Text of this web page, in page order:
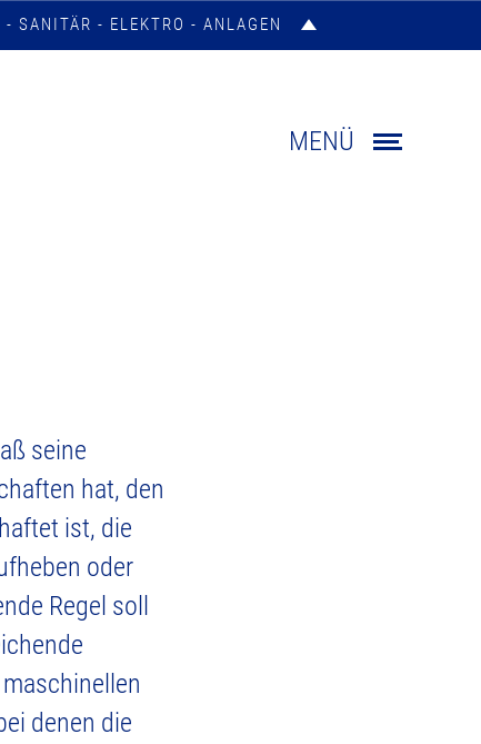
SANITÄR - ELEKTRO - ANLAGEN
MENÜ
seine
hat, den
ist, die
oder
Regel soll
denen die